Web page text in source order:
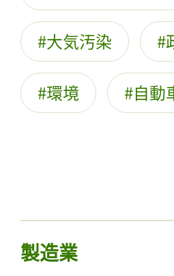
大気汚染
環境 自動
製造業